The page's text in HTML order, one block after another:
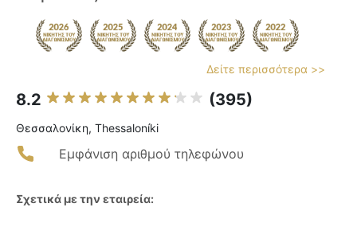
Δείτε περισσότερα >>
8.2 (395)
Θεσσαλονίκη, Thessaloníki
Εμφάνιση αριθμού τηλεφώνου
Σχετικά με την εταιρεία: